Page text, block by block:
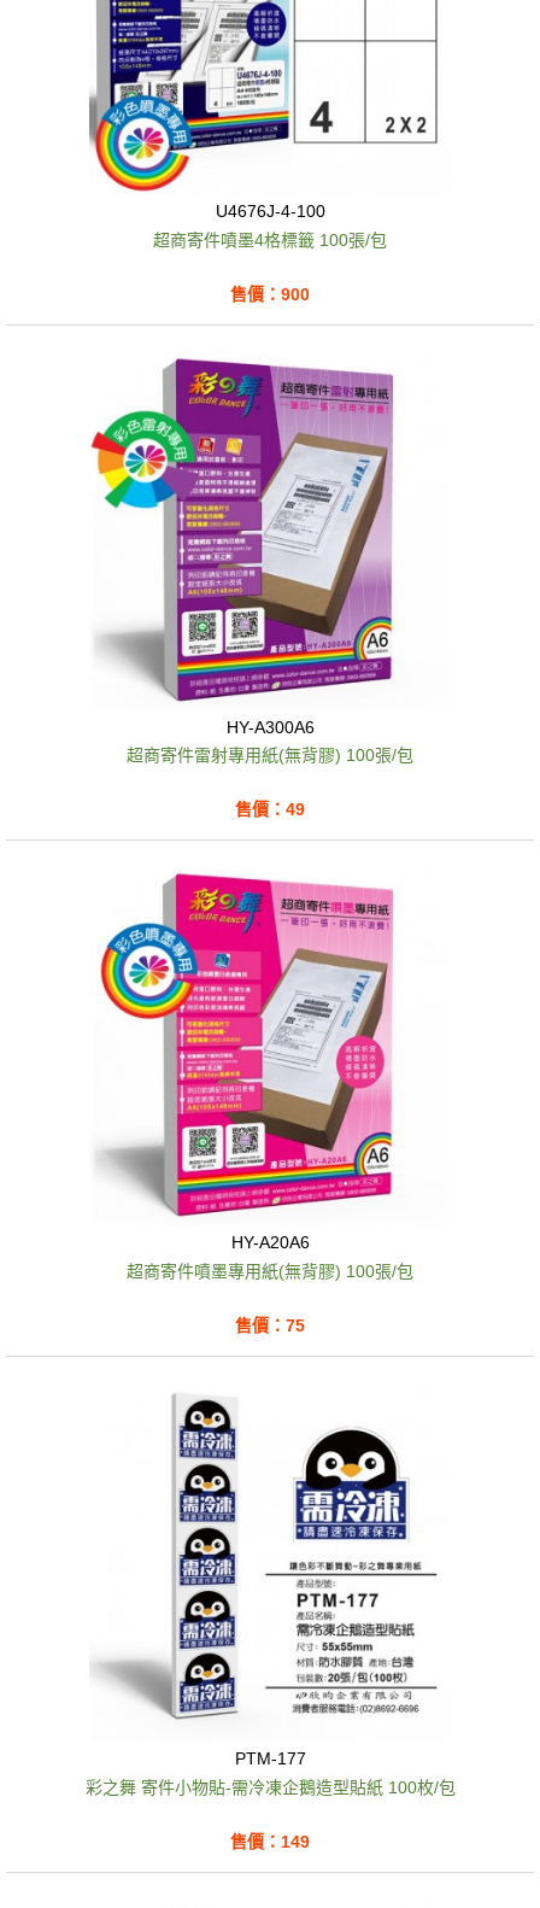
U4676J-4-100
超商寄件噴墨4格標籤 100張/包
售價：900
HY-A300A6
超商寄件雷射專用紙(無背膠) 100張/包
售價：49
HY-A20A6
超商寄件噴墨專用紙(無背膠) 100張/包
售價：75
PTM-177
彩之舞 寄件小物貼-需冷凍企鵝造型貼紙 100枚/包
售價：149